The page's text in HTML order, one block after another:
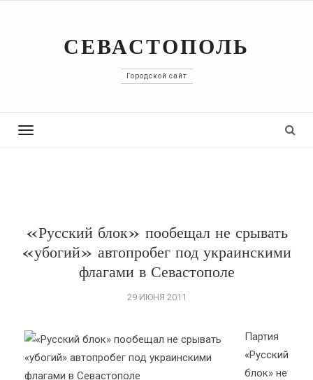
СЕВАСТОПОЛЬ
Городской сайт
Toggle
«Русский блок» пообещал не срывать
«убогий» автопробег под украинскими
флагами в Севастополе
29 ИЮНЯ 2011
Партия
«Русский
блок» не